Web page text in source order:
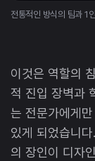
전통적인 방식의 팀과 1
이것은 역할의
적 진입 장벽과
는 전문가에게
있게 되었습니
의 장인이 디자